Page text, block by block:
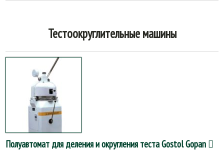
Тестоокруглительные машины
Полуавтомат для деления и округления теста Gostol Gopan